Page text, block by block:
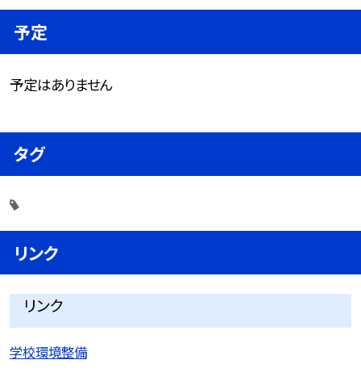
予定
予定はありません
タグ
リンク
リンク
学校環境整備